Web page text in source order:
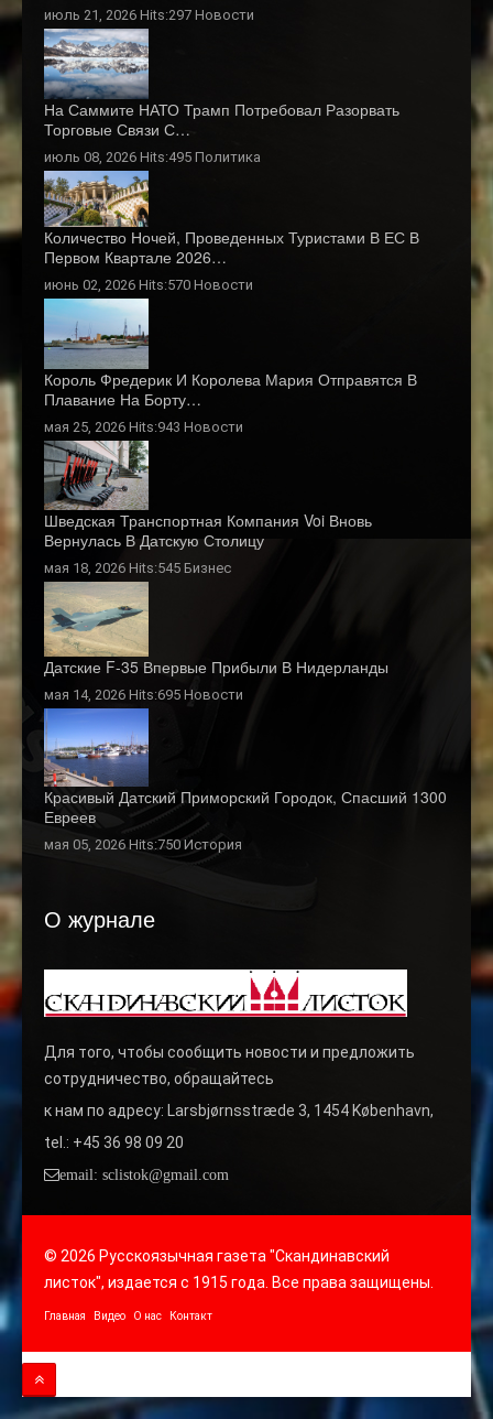
июль 21, 2026 Hits:297 Новости
На Саммите НАТО Трамп Потребовал Разорвать
Торговые Связи С…
июль 08, 2026 Hits:495 Политика
Количество Ночей, Проведенных Туристами В ЕС В
Первом Квартале 2026…
июнь 02, 2026 Hits:570 Новости
Король Фредерик И Королева Мария Отправятся В
Плавание На Борту…
мая 25, 2026 Hits:943 Новости
Шведская Транспортная Компания Voi Вновь
Вернулась В Датскую Столицу
мая 18, 2026 Hits:545 Бизнес
Датские F-35 Впервые Прибыли В Нидерланды
мая 14, 2026 Hits:695 Новости
Красивый Датский Приморский Городок, Спасший 1300
Евреев
мая 05, 2026 Hits:750 История
О журнале
Для того, чтобы сообщить новости и предложить
сотрудничество, обращайтесь
к нам по адресу: Larsbjørnsstræde 3, 1454 København,
tel.: +45 36 98 09 20
email: sclistok@gmail.com
© 2026 Русскоязычная газета "Скандинавский
листок", издается с 1915 года. Все права защищены.
Главная Видео О нас Контакт